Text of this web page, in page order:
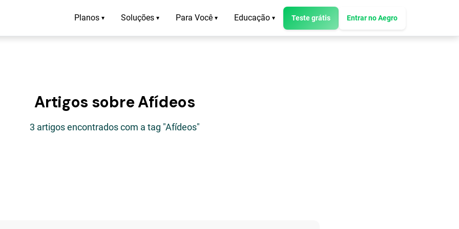
Planos ▾ Soluções ▾ Para Você ▾ Educação ▾ Teste grátis Entrar no Aegro
Artigos sobre Afídeos
3 artigos encontrados com a tag "Afídeos"